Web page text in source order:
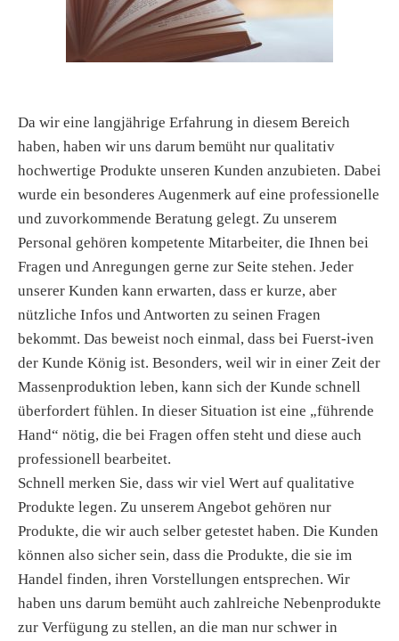
Da wir eine langjährige Erfahrung in diesem Bereich
haben, haben wir uns darum bemüht nur qualitativ
hochwertige Produkte unseren Kunden anzubieten. Dabei
wurde ein besonderes Augenmerk auf eine professionelle
und zuvorkommende Beratung gelegt. Zu unserem
Personal gehören kompetente Mitarbeiter, die Ihnen bei
Fragen und Anregungen gerne zur Seite stehen. Jeder
unserer Kunden kann erwarten, dass er kurze, aber
nützliche Infos und Antworten zu seinen Fragen
bekommt. Das beweist noch einmal, dass bei Fuerst-iven
der Kunde König ist. Besonders, weil wir in einer Zeit der
Massenproduktion leben, kann sich der Kunde schnell
überfordert fühlen. In dieser Situation ist eine „führende
Hand“ nötig, die bei Fragen offen steht und diese auch
professionell bearbeitet.
Schnell merken Sie, dass wir viel Wert auf qualitative
Produkte legen. Zu unserem Angebot gehören nur
Produkte, die wir auch selber getestet haben. Die Kunden
können also sicher sein, dass die Produkte, die sie im
Handel finden, ihren Vorstellungen entsprechen. Wir
haben uns darum bemüht auch zahlreiche Nebenprodukte
zur Verfügung zu stellen, an die man nur schwer in